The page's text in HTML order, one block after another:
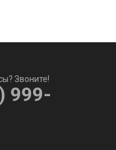
Звоните!
999-